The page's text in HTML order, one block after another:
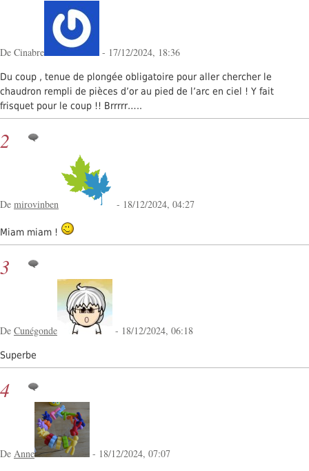
De Cinabre - 17/12/2024, 18:36
Du coup , tenue de plongée obligatoire pour aller chercher le
chaudron rempli de pièces d’or au pied de l’arc en ciel ! Y fait
frisquet pour le coup !! Brrrrr…..
2
De mirovinben - 18/12/2024, 04:27
Miam miam !
3
De Cunégonde - 18/12/2024, 06:18
Superbe
4
De Anne - 18/12/2024, 07:07